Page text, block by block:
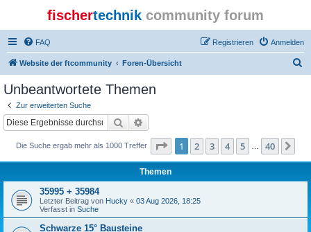
fischertechnik community forum
FAQ Anmelden
Registrieren
Website der ftcommunity Foren-Übersicht
Unbeantwortete Themen
Zur erweiterten Suche
Suche
Die Suche ergab mehr als 1000 Treffer Seite 1von 40
1 2 3 4 5 40
Themen
35995 + 35984
Letzter Beitrag von Hucky « 03 Aug 2026, 18:25
Verfasst in Suche
Schwarze 15° Bausteine